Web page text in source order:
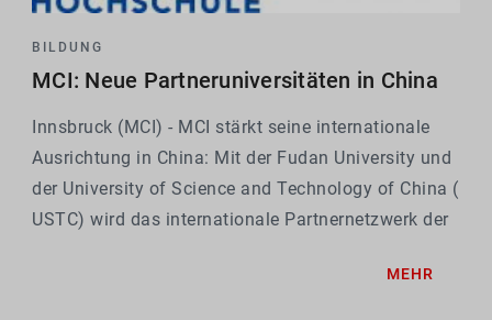
BILDUNG
MCI: Neue Partneruniversitäten in China
Innsbruck (MCI) - MCI stärkt seine internationale
Ausrichtung in China: Mit der Fudan University und
der University of Science and Technology of China (
USTC) wird das internationale Partnernetzwerk der
MEHR